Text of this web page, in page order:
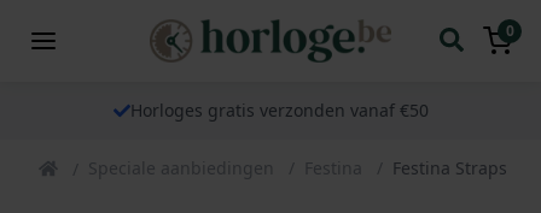
0
Horloges gratis verzonden vanaf €50
Speciale aanbiedingen Festina Festina Straps